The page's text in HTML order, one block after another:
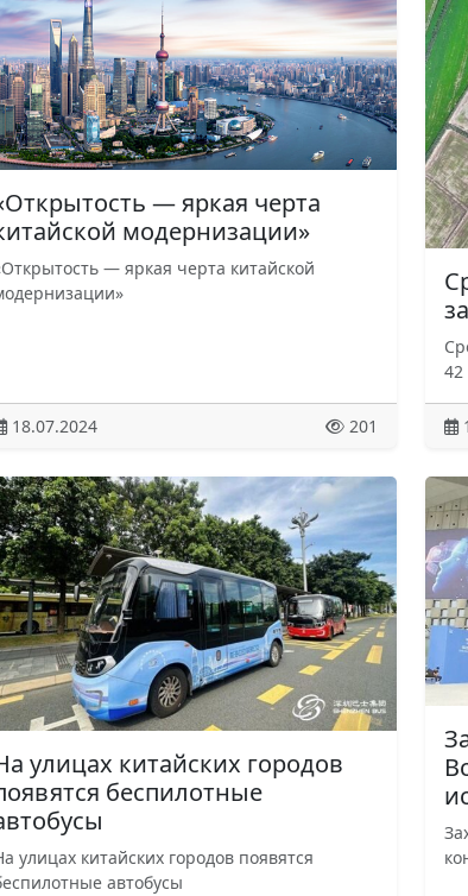
— яркая черта
модернизации»
— яркая черта китайской
18.07.2024 201
42
улицах китайских городов
беспилотные
улицах китайских городов появятся
автобусы